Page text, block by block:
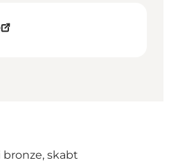
skabt